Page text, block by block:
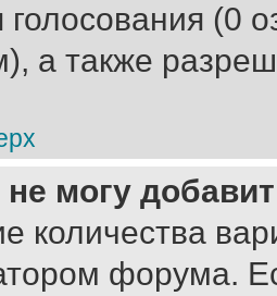
(0
а также
могу
количества
форума.